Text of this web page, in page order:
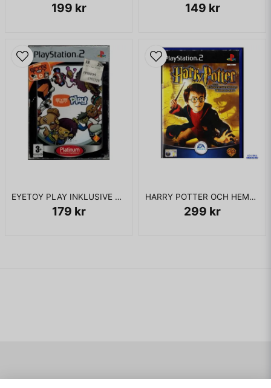
199 kr 149 kr
EYETOY PLAY INKLUSIVE KAMERA PS2
179 kr
HARRY POTTER OCH HEMLIGHETERNAS KAMMARE PS2
299 kr